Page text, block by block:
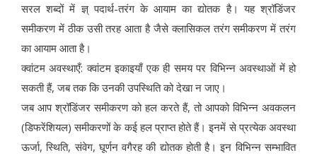
सरल शब्दों में ज्ञ् पदार्थ-तरंग के आयाम का द्योतक है। यह श्रॉडिंजर
समीकरण में ठीक उसी तरह आता है जैसे क्लासिकल तरंग समीकरण में तरंग
का आयाम आता है।
क्वांटम अवस्थाएँ: क्वांटम इकाइयाँ एक ही समय पर विभिन्न अवस्थाओं में हो
सकती हैं, जब तक कि उनकी उपस्थिति को देखा न जाए।
जब आप श्रॉडिंजर समीकरण को हल करते हैं, तो आपको विभिन्न अवकलन
(डिफरेंशियल) समीकरणों के कई हल प्राप्त होते हैं। इनमें से प्रत्येक अवस्था
ऊर्जा, स्थिति, संवेग, घूर्णन वगैरह की द्योतक होती है। इन विभिन्न सम्भावित